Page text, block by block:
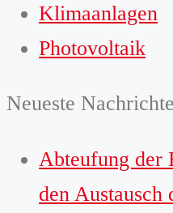
Klimaanlagen
Photovoltaik
Neueste
Abteufung der
den Austausch